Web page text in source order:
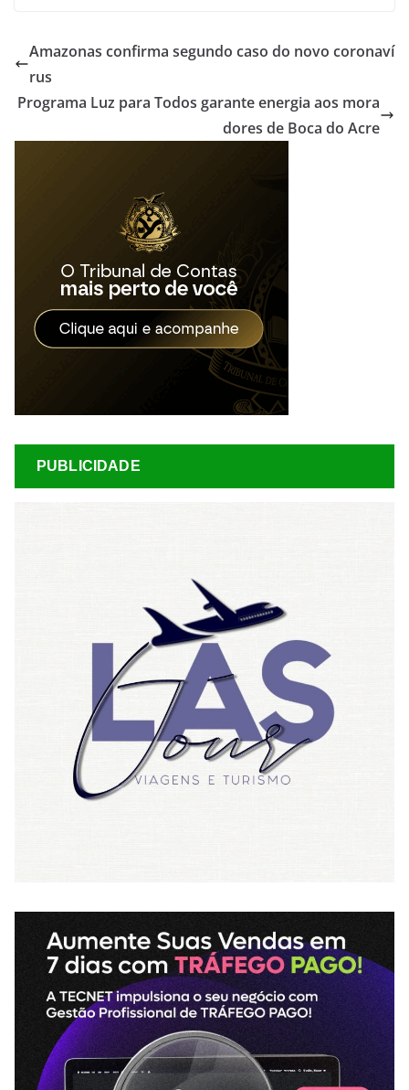
Amazonas confirma segundo caso do novo coronaví
rus
Programa Luz para Todos garante energia aos mora
dores de Boca do Acre
PUBLICIDADE